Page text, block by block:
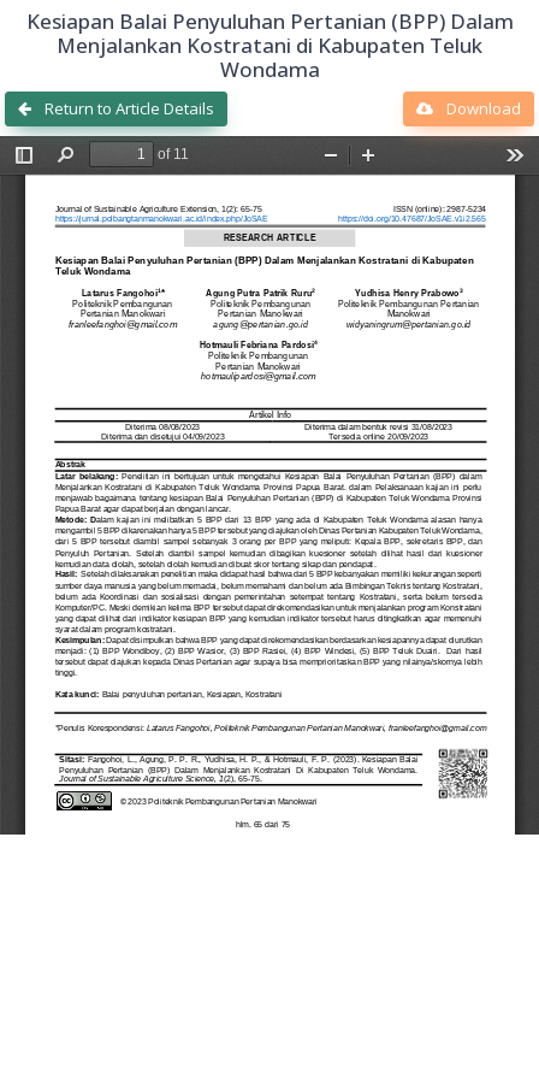
Kesiapan Balai Penyuluhan Pertanian (BPP) Dalam
Menjalankan Kostratani di Kabupaten Teluk
Wondama
Return to Article Details Download